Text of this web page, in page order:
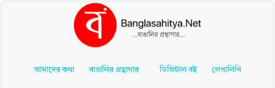
Contentআমাদের কথা বাঙালির গ্রন্থাগার ডিজিটাল বই লেখালিখি